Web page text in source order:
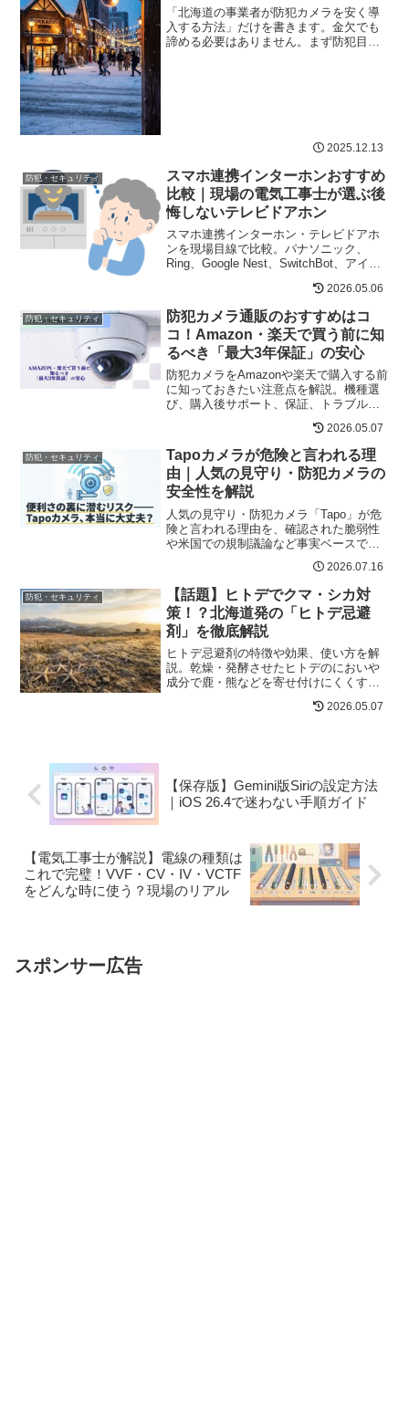
「北海道の事業者が防犯カメラを安く導
入する方法」だけを書きます。金欠でも
諦める必要はありません。まず防犯目的
2025.12.13
防犯・セキュリティ
スマホ連携インターホンおすすめ
比較｜現場の電気工事士が選ぶ後
悔しないテレビドアホン
スマホ連携インターホン・テレビドアホ
ンを現場目線で比較。パナソニック、
Ring、Google Nest、SwitchBot、アイホ
貸・戸建て・店舗向けの選び方をわかり
やすく解説。
2026.05.06
防犯・セキュリティ
防犯カメラ通販のおすすめはコ
コ！Amazon・楽天で買う前に知
るべき「最大3年保証」の安心
防犯カメラをAmazonや楽天で購入する前
に知っておきたい注意点を解説。機種選
び、購入後サポート、保証、トラブル対
応の違いから、専門通販「防犯プレミア
ム」を選ぶメリットを紹介します。2026.05.07
防犯・セキュリティ
Tapoカメラが危険と言われる理
由｜人気の見守り・防犯カメラの
安全性を解説
人気の見守り・防犯カメラ「Tapo」が危
険と言われる理由を、確認された脆弱性
や米国での規制議論など事実ベースで解
2026.07.16
防犯・セキュリティ
【話題】ヒトデでクマ・シカ対
策！？北海道発の「ヒトデ忌避
剤」を徹底解説
ヒトデ忌避剤の特徴や効果、使い方を解
説。乾燥・発酵させたヒトデのにおいや
成分で鹿・熊などを寄せ付けにくくす
る、北海道発の天然害獣対策を紹介しま
2026.05.07
【保存版】Gemini版Siriの設定方法
｜iOS 26.4で迷わない手順ガイド
【電気工事士が解説】電線の種類は
これで完璧！VVF・CV・IV・VCTF
をどんな時に使う？現場のリアル
スポンサー広告